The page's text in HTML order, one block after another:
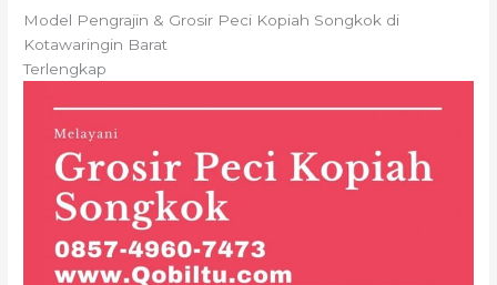
Model Pengrajin & Grosir Peci Kopiah Songkok di
Kotawaringin Barat
Terlengkap